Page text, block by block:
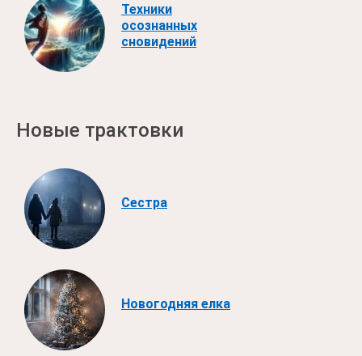
Техники
осознанных
сновидений
Новые трактовки
Сестра
Новогодняя елка